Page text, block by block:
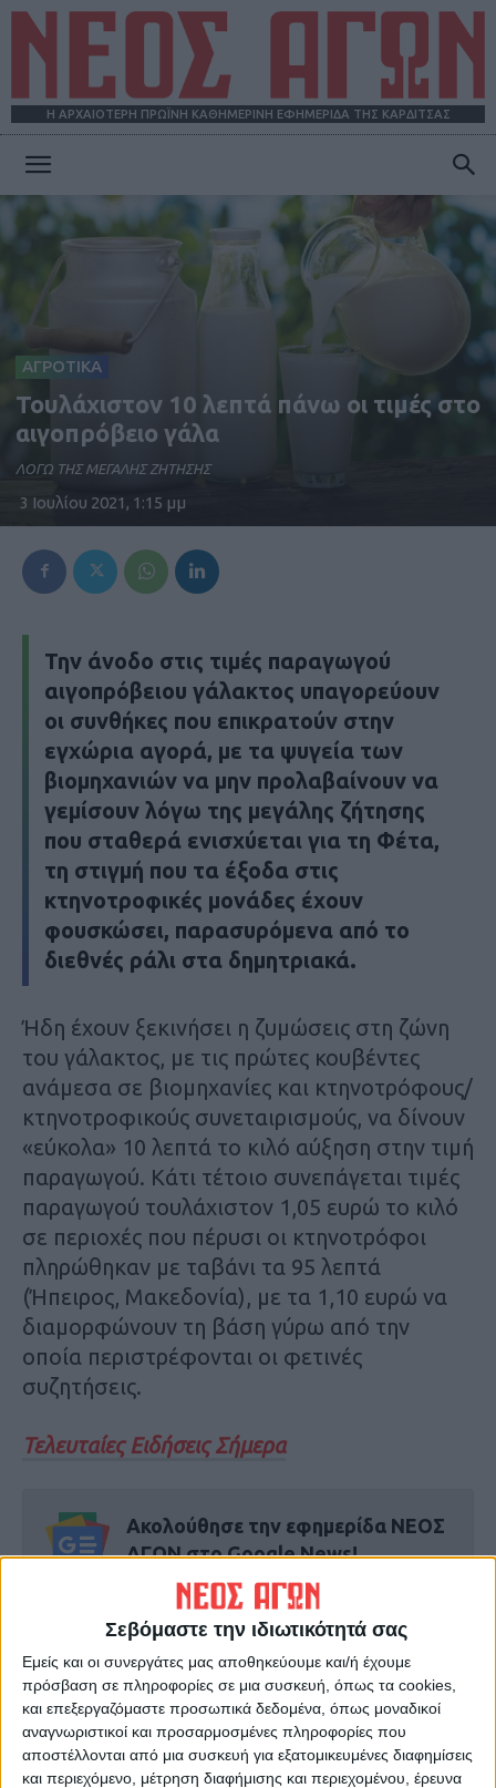
Σεβόμαστε την ιδιωτικότητά σας
Εμείς και οι συνεργάτες μας αποθηκεύουμε και/ή έχουμε
πρόσβαση σε πληροφορίες σε μια συσκευή, όπως τα cookies,
και επεξεργαζόμαστε προσωπικά δεδομένα, όπως μοναδικοί
αναγνωριστικοί και προσαρμοσμένες πληροφορίες που
αποστέλλονται από μια συσκευή για εξατομικευμένες διαφημίσεις
και περιεχόμενο, μέτρηση διαφήμισης και περιεχομένου, έρευνα
Η ΑΡΧΑΙΟΤΕΡΗ ΠΡΩΪΝΗ ΚΑΘΗΜΕΡΙΝΗ ΕΦΗΜΕΡΙΔΑ ΤΗΣ ΚΑΡΔΙΤΣΑΣ
ΑΓΩΝ
ΑΓΡΟΤΙΚΑ
Τουλάχιστον 10 λεπτά πάνω οι τιμές στο
αιγοπρόβειο γάλα
ΛΟΓΩ ΤΗΣ ΜΕΓΑΛΗΣ ΖΗΤΗΣΗΣ
3 Ιουλίου 2021, 1:15 μμ
Την άνοδο στις τιμές παραγωγού
αιγοπρόβειου γάλακτος υπαγορεύουν
οι συνθήκες που επικρατούν στην
εγχώρια αγορά, με τα ψυγεία των
βιομηχανιών να μην προλαβαίνουν να
γεμίσουν λόγω της μεγάλης ζήτησης
που σταθερά ενισχύεται για τη Φέτα,
τη στιγμή που τα έξοδα στις
κτηνοτροφικές μονάδες έχουν
φουσκώσει, παρασυρόμενα από το
διεθνές ράλι στα δημητριακά.
Ήδη έχουν ξεκινήσει η ζυμώσεις στη ζώνη
του γάλακτος, με τις πρώτες κουβέντες
ανάμεσα σε βιομηχανίες και κτηνοτρόφους/
κτηνοτροφικούς συνεταιρισμούς, να δίνουν
«εύκολα» 10 λεπτά το κιλό αύξηση στην τιμή
παραγωγού. Κάτι τέτοιο συνεπάγεται τιμές
παραγωγού τουλάχιστον 1,05 ευρώ το κιλό
σε περιοχές που πέρυσι οι κτηνοτρόφοι
πληρώθηκαν με ταβάνι τα 95 λεπτά
(Ήπειρος, Μακεδονία), με τα 1,10 ευρώ να
διαμορφώνουν τη βάση γύρω από την
οποία περιστρέφονται οι φετινές
συζητήσεις.
Τελευταίες Ειδήσεις Σήμερα
Ακολούθησε την εφημερίδα ΝΕΟΣ
ΑΓΩΝ στο Google News!
Όλες οι εξελίξεις στην περιοχή της
Καρδίτσας και ευρύτερα της Θεσσαλίας
ΠΡΟΗΓΟΥΜΕΝΟ ΑΡΘΡΟ
Πρώτο Βραβείο
Περιβαλλοντικού Αντίκτυπου
έλαβε ο Δήμος Λ. Πλαστήρα
ΕΠΟΜΕΝΟ ΑΡΘΡΟ
"Εβρασε" η Λάρισα χθες -
συνεχίζεται ο καυσωνας